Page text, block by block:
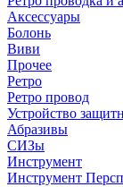
Аксессуары
Болонь
Виви
Прочее
Ретро
Ретро провод
Устройство
Абразивы
СИЗы
Инструмент
Инструмент